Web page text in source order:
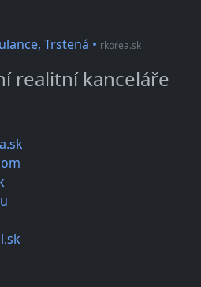
Trstená • rkorea.sk
realitní kanceláře